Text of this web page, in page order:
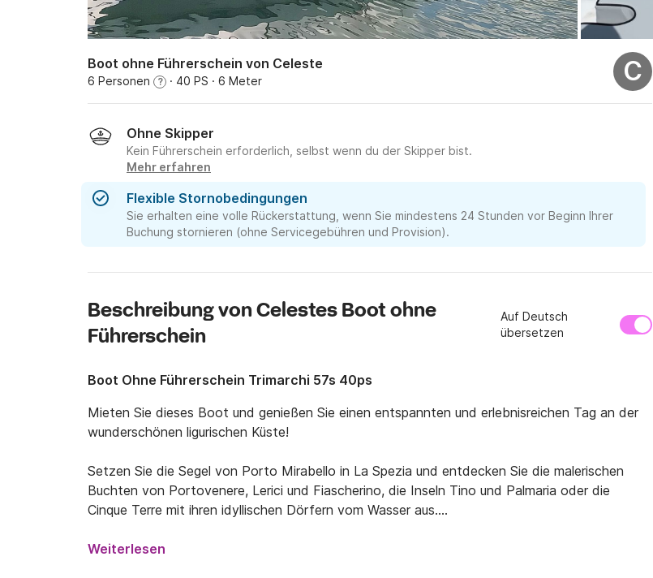
Boot ohne Führerschein von Celeste
6 Personen ? · 40 PS · 6 Meter C
Ohne Skipper
Kein Führerschein erforderlich, selbst wenn du der Skipper bist.
Mehr erfahren
Flexible Stornobedingungen
Sie erhalten eine volle Rückerstattung, wenn Sie mindestens 24 Stunden vor Beginn Ihrer
Buchung stornieren (ohne Servicegebühren und Provision).
Beschreibung von Celestes Boot ohne
Führerschein
Auf Deutsch
übersetzen
Boot Ohne Führerschein Trimarchi 57s 40ps
Mieten Sie dieses Boot und genießen Sie einen entspannten und erlebnisreichen Tag an der
wunderschönen ligurischen Küste!
Setzen Sie die Segel von Porto Mirabello in La Spezia und entdecken Sie die malerischen
Buchten von Portovenere, Lerici und Fiascherino, die Inseln Tino und Palmaria oder die
Cinque Terre mit ihren idyllischen Dörfern vom Wasser aus.
Das Boot ist mit einem Sonnensegel, einer Dusche sowie einem komfortablen Bug- und
Weiterlesen